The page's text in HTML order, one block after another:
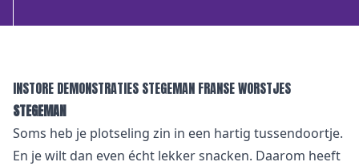
INSTORE DEMONSTRATIES STEGEMAN FRANSE WORSTJES
STEGEMAN
Soms heb je plotseling zin in een hartig tussendoortje.
En je wilt dan even écht lekker snacken. Daarom heeft